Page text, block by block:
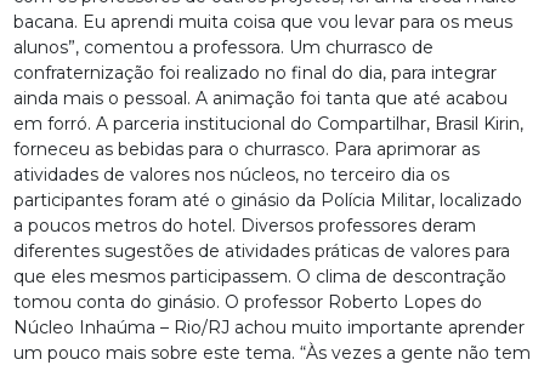
bacana. Eu aprendi muita coisa que vou levar para os meus
alunos”, comentou a professora. Um churrasco de
confraternização foi realizado no final do dia, para integrar
ainda mais o pessoal. A animação foi tanta que até acabou
em forró. A parceria institucional do Compartilhar, Brasil Kirin,
forneceu as bebidas para o churrasco. Para aprimorar as
atividades de valores nos núcleos, no terceiro dia os
participantes foram até o ginásio da Polícia Militar, localizado
a poucos metros do hotel. Diversos professores deram
diferentes sugestões de atividades práticas de valores para
que eles mesmos participassem. O clima de descontração
tomou conta do ginásio. O professor Roberto Lopes do
Núcleo Inhaúma – Rio/RJ achou muito importante aprender
um pouco mais sobre este tema. “Às vezes a gente não tem